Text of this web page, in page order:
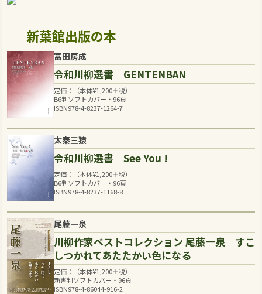
新葉館出版の本
富田房成
令和川柳選書 GENTENBAN
定価：（本体¥1,200＋税）
B6判ソフトカバー・96頁
ISBN978-4-8237-1264-7
太秦三猿
令和川柳選書 See You !
定価：（本体¥1,200＋税）
B6判ソフトカバー・96頁
ISBN978-4-8237-1168-8
尾藤一泉
川柳作家ベストコレクション 尾藤一泉―すこ
しつかれてあたたかい色になる
定価：（本体¥1,200＋税）
新書判ソフトカバー・96頁
ISBN978-4-86044-916-2